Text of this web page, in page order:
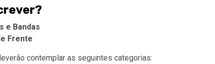
e Bandas
Frente
contemplar as seguintes categorias: